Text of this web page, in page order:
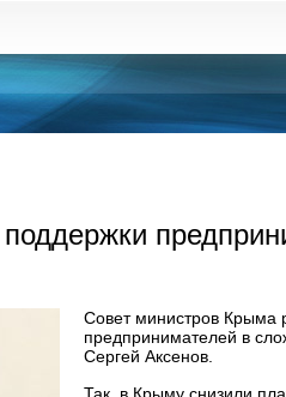
Совет министров Крыма
предпринимателей в
Сергей Аксенов.